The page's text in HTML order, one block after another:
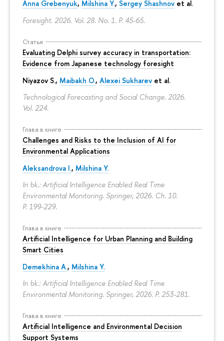
Anna Grebenyuk, Milshina Y., Sergey Shashnov et al.
Foresight. 2026. Vol. 28. No. 1. P. 45-65.
Статья
Evaluating Delphi survey accuracy in transportation:
Evidence from Japanese technology foresight
Niyazov S., Maibakh O., Alexei Sukharev et al.
Technological Forecasting and Social Change. 2026.
Vol. 224.
Глава в книге
Challenges and Risks to the Inclusion of AI for
Environmental Applications
Aleksandrova I., Milshina Y.
In bk.: Artificial Intelligence Enabled Real Time
Environmental Monitoring. Springer, 2026. Ch. 10.
P. 199-229.
Глава в книге
Artificial Intelligence for Urban Planning and Building
Smart Cities
Demekhina A., Milshina Y.
In bk.: Artificial Intelligence Enabled Real Time
Environmental Monitoring. Springer, 2026. P. 253-281.
Глава в книге
Artificial Intelligence and Environmental Decision
Support Systems